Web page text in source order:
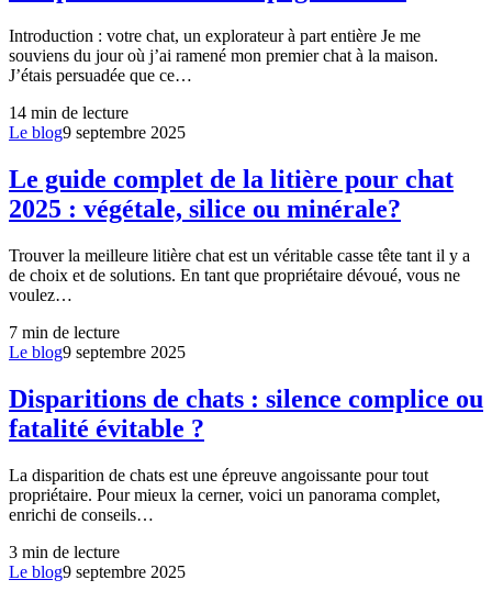
Introduction : votre chat, un explorateur à part entière Je me
souviens du jour où j’ai ramené mon premier chat à la maison.
J’étais persuadée que ce…
14 min de lecture
Le blog9 septembre 2025
Le guide complet de la litière pour chat
2025 : végétale, silice ou minérale?
Trouver la meilleure litière chat est un véritable casse tête tant il y a
de choix et de solutions. En tant que propriétaire dévoué, vous ne
voulez…
7 min de lecture
Le blog9 septembre 2025
Disparitions de chats : silence complice ou
fatalité évitable ?
La disparition de chats est une épreuve angoissante pour tout
propriétaire. Pour mieux la cerner, voici un panorama complet,
enrichi de conseils…
3 min de lecture
Le blog9 septembre 2025